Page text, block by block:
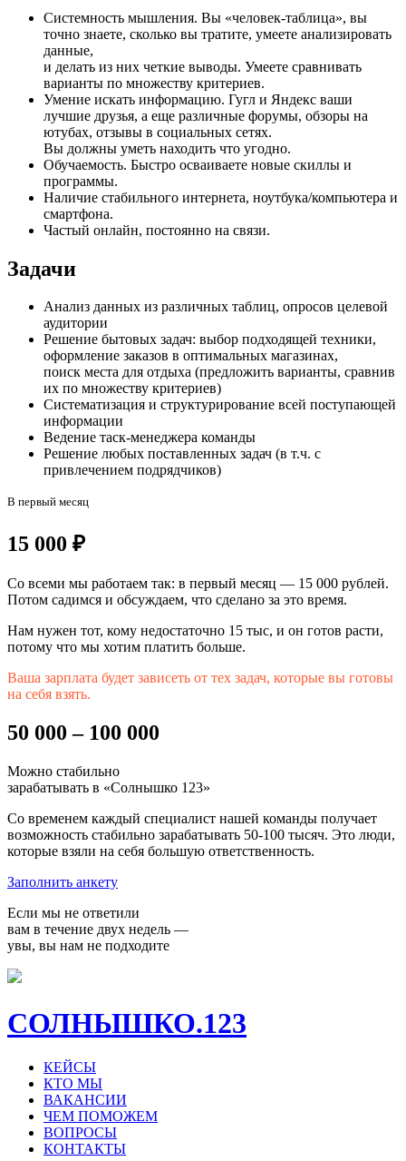
Системность мышления. Вы «человек-таблица», вы
точно знаете, сколько вы тратите, умеете анализировать
данные,
и делать из них четкие выводы. Умеете сравнивать
варианты по множеству критериев.
Умение искать информацию. Гугл и Яндекс ваши
лучшие друзья, а еще различные форумы, обзоры на
ютубах, отзывы в социальных сетях.
Вы должны уметь находить что угодно.
Обучаемость. Быстро осваиваете новые скиллы и
программы.
Наличие стабильного интернета, ноутбука/компьютера и
смартфона.
Частый онлайн, постоянно на связи.
Задачи
Анализ данных из различных таблиц, опросов целевой
аудитории
Решение бытовых задач: выбор подходящей техники,
оформление заказов в оптимальных магазинах,
поиск места для отдыха (предложить варианты, сравнив
их по множеству критериев)
Систематизация и структурирование всей поступающей
информации
Ведение таск-менеджера команды
Решение любых поставленных задач (в т.ч. с
привлечением подрядчиков)
В первый месяц
15 000 ₽
Со всеми мы работаем так: в первый месяц — 15 000 рублей.
Потом садимся и обсуждаем, что сделано за это время.
Нам нужен тот, кому недостаточно 15 тыс, и он готов расти,
потому что мы хотим платить больше.
Ваша зарплата будет зависеть от тех задач, которые вы готовы
на себя взять.
50 000 – 100 000
Можно стабильно
зарабатывать в «Солнышко 123»
Со временем каждый специалист нашей команды получает
возможность стабильно зарабатывать 50-100 тысяч. Это люди,
которые взяли на себя большую ответственность.
Заполнить анкету
Если мы не ответили
вам в течение двух недель —
увы, вы нам не подходите
СОЛНЫШКО.123
КЕЙСЫ
КТО МЫ
ВАКАНСИИ
ЧЕМ ПОМОЖЕМ
ВОПРОСЫ
КОНТАКТЫ